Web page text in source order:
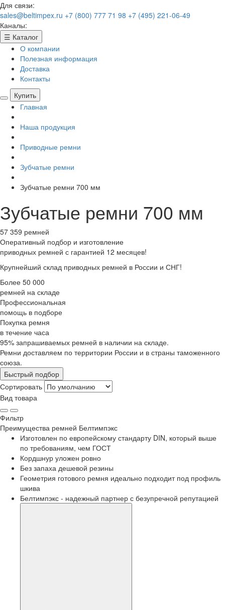
Для связи:
sales@beltimpex.ru +7 (800) 777 71 98 +7 (495) 221-06-49
Каналы:
☰ Каталог
О компании
Полезная информация
Доставка
Контакты
Купить
Главная
Наша продукция
Приводные ремни
Зубчатые ремни
Зубчатые ремни 700 мм
Зубчатые ремни 700 мм
57 359 ремней
Оперативный подбор и изготовление
приводных ремней с гарантией 12 месяцев!
Крупнейший склад приводных ремней в России и СНГ!
Более 50 000
ремней на складе
Профессиональная
помощь в подборе
Покупка ремня
в течение часа
95% запрашиваемых ремней в наличии на складе.
Ремни доставляем по территории России и в страны таможенного
союза.
Быстрый подбор
Сортировать
Вид товара
Фильтр
Преимущества ремней Белтимпэкс
Изготовлен по европейскому стандарту DIN, который выше
по требованиям, чем ГОСТ
Кордшнур уложен ровно
Без запаха дешевой резины
Геометрия готового ремня идеально подходит под профиль
шкива
Белтимпэкс - надежный партнер с безупречной репутацией